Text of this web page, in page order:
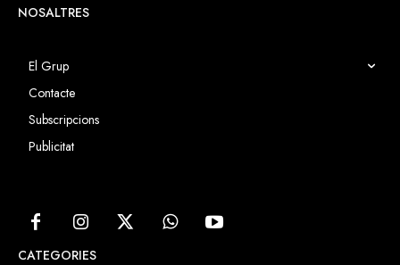
NOSALTRES
El Grup
Contacte
Subscripcions
Publicitat
CATEGORIES